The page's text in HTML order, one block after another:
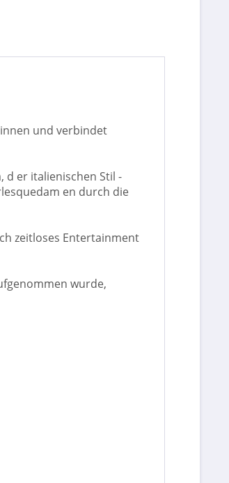
und verbindet
d er italienischen Stil -
en durch die
zeitloses Entertainment
wurde,